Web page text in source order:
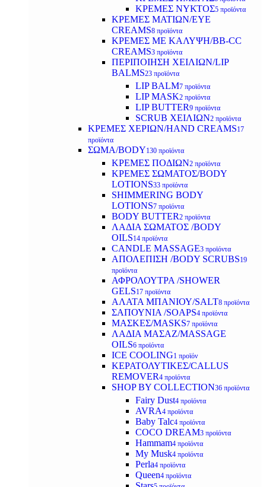
ΚΡΕΜΕΣ ΝΥΚΤΟΣ5 προϊόντα
ΚΡΕΜΕΣ ΜΑΤΙΩΝ/EYE
CREAMS8 προϊόντα
ΚΡΕΜΕΣ ΜΕ ΚΑΛΥΨΗ/BB-CC
CREAMS3 προϊόντα
ΠΕΡΙΠΟΙΗΣΗ ΧΕΙΛΙΩΝ/LIP
BALMS23 προϊόντα
LIP BALM7 προϊόντα
LIP MASK2 προϊόντα
LIP BUTTER9 προϊόντα
SCRUB ΧΕΙΛΙΩΝ2 προϊόντα
ΚΡΕΜΕΣ ΧΕΡΙΩΝ/HAND CREAMS17
προϊόντα
ΣΩΜΑ/BODY130 προϊόντα
ΚΡΕΜΕΣ ΠΟΔΙΩΝ2 προϊόντα
ΚΡΕΜΕΣ ΣΩΜΑΤΟΣ/BODY
LOTIONS33 προϊόντα
SHIMMERING BODY
LOTIONS7 προϊόντα
BODY BUTTER2 προϊόντα
ΛΑΔΙΑ ΣΩΜΑΤΟΣ /BODY
OILS14 προϊόντα
CANDLE MASSAGE3 προϊόντα
ΑΠΟΛΕΠΙΣΗ /BODY SCRUBS19
προϊόντα
ΑΦΡΟΛΟΥΤΡΑ /SHOWER
GELS17 προϊόντα
ΑΛΑΤΑ ΜΠΑΝΙΟΥ/SALT8 προϊόντα
ΣΑΠΟΥΝΙΑ /SOAPS4 προϊόντα
ΜΑΣΚΕΣ/MASKS7 προϊόντα
ΛΑΔΙΑ ΜΑΣΑΖ/MASSAGE
OILS6 προϊόντα
ICE COOLING1 προϊόν
ΚΕΡΑΤΟΛΥΤΙΚΕΣ/CALLUS
REMOVER4 προϊόντα
SHOP BY COLLECTION36 προϊόντα
Fairy Dust4 προϊόντα
AVRA4 προϊόντα
Baby Talc4 προϊόντα
COCO DREAM3 προϊόντα
Hammam4 προϊόντα
My Musk4 προϊόντα
Perla4 προϊόντα
Queen4 προϊόντα